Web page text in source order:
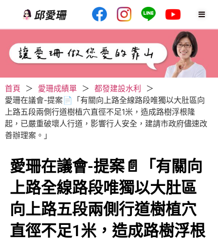
首頁 ＞ 愛珊成績單 ＞ 都發建設水利
＞
愛珊在議會-提案📄「有關向上路全線路段唯獨以大肚區向
上路五段兩側行道樹植穴直徑不足1米，造成路樹浮根隆
起，已嚴重破壞人行道，影響行人安全，建請市政府儘速改
善辦理案。」
愛珊在議會-提案📄「有關向
上路全線路段唯獨以大肚區
向上路五段兩側行道樹植穴
直徑不足1米，造成路樹浮根